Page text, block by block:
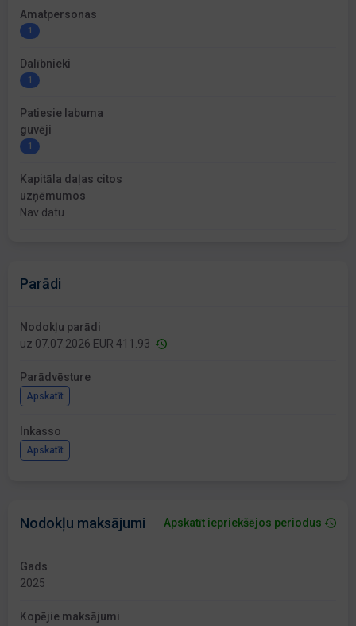
Amatpersonas
1
Dalībnieki
1
Patiesie labuma
guvēji
1
Kapitāla daļas citos
uzņēmumos
Nav datu
Parādi
Nodokļu parādi
uz 07.07.2026 EUR 411.93
Parādvēsture
Apskatīt
Inkasso
Apskatīt
Nodokļu maksājumi Apskatīt iepriekšējos periodus
Gads
2025
Kopējie maksājumi